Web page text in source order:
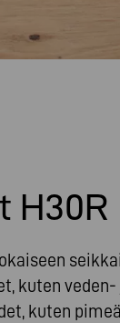
H30R
kuten veden-
kuten